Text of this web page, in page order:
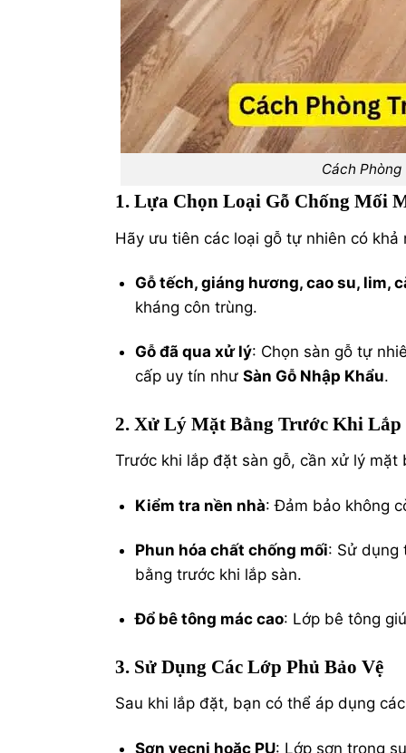
Cách
1. Lựa Chọn Loại Gỗ Chống Mối
Hãy ưu tiên các loại gỗ tự nhiên có
Gỗ tếch, giáng hương, cao su, lim,
kháng côn trùng.
Gỗ đã qua xử lý: Chọn sàn gỗ tự
cấp uy tín nhưSàn Gỗ Nhập Khẩu.
2. Xử Lý Mặt Bằng Trước Khi
Trước khi lắp đặt sàn gỗ, cần xử lý
Kiểm tra nền nhà: Đảm bảo không
Phun hóa chất chống mối: Sử dụng
bằng trước khi lắp sàn.
Đổ bê tông mác cao: Lớp bê tông
3. Sử Dụng Các Lớp Phủ Bảo Vệ
Sau khi lắp đặt, bạn có thể áp dụng
Sơn vecni hoặc PU: Lớp sơn trong